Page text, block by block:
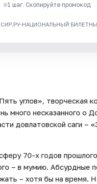
1 шаг. Скопируйте промокод
НАЦИОНАЛЬНЫЙ БИЛЕТНЫЙ
углов», творческая
много несказанного о
довлатовской саги –
70-х годов
– в мумию. Абсурдные
– хотя бы на время.